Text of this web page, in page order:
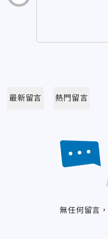
最新留言 熱門留言
無任何留言